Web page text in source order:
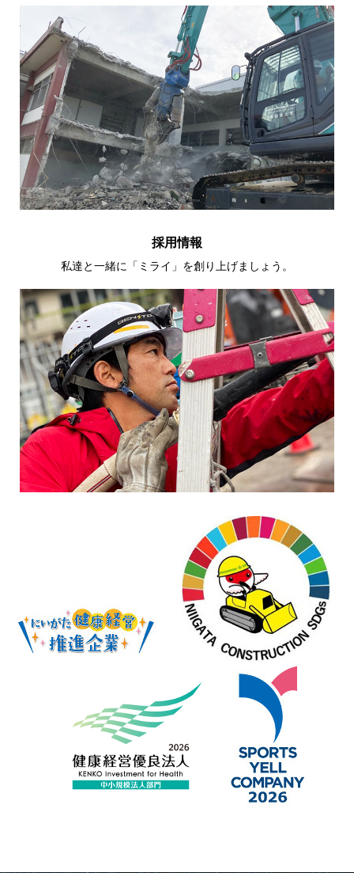
採用情報
私達と一緒に「ミライ」を創り上げましょう。